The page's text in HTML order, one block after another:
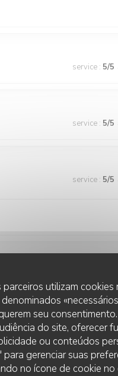
parceiros utilizam
seu
do site, oferecer
ou conteúdos
gerenciar suas
no ícone de cookie
service : 5/5
service : 5/5
service : 5/5
truffe sont excellent je